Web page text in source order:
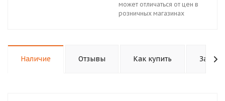
может отличаться от цен в
розничных магазинах
Наличие Отзывы Как купить